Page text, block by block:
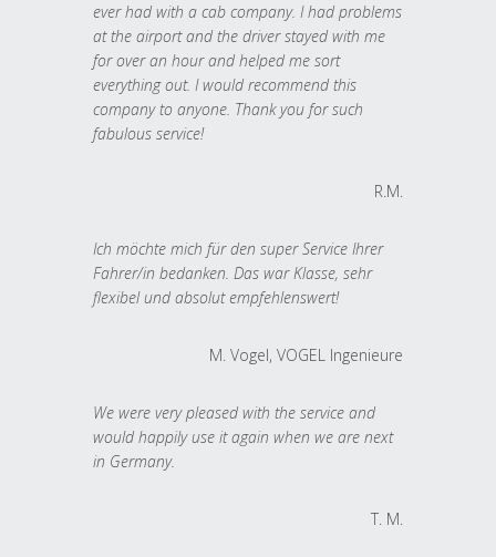
ever had with a cab company. I had problems
at the airport and the driver stayed with me
for over an hour and helped me sort
everything out. I would recommend this
company to anyone. Thank you for such
fabulous service!
R.M.
Ich möchte mich für den super Service Ihrer
Fahrer/in bedanken. Das war Klasse, sehr
flexibel und absolut empfehlenswert!
M. Vogel, VOGEL Ingenieure
We were very pleased with the service and
would happily use it again when we are next
in Germany.
T. M.